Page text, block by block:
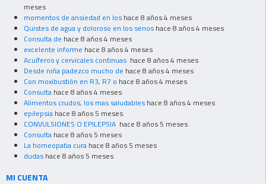
meses
momentos de ansiedad en los hace 8 años 4 meses
Quistes de agua y doloroso en los senos hace 8 años 4 meses
Consulta de hace 8 años 4 meses
excelente informe hace 8 años 4 meses
Acuíferos y cervicales continuas hace 8 años 4 meses
Desde niña padezco mucho de hace 8 años 4 meses
Con moxibustión en R3, R7 o hace 8 años 4 meses
Consulta hace 8 años 4 meses
Alimentos crudos, los mas saludables hace 8 años 4 meses
epilepsia hace 8 años 5 meses
CONVULSIONES O EPILEPSIA hace 8 años 5 meses
Consulta hace 8 años 5 meses
La homeopatia cura hace 8 años 5 meses
dudas hace 8 años 5 meses
MI CUENTA